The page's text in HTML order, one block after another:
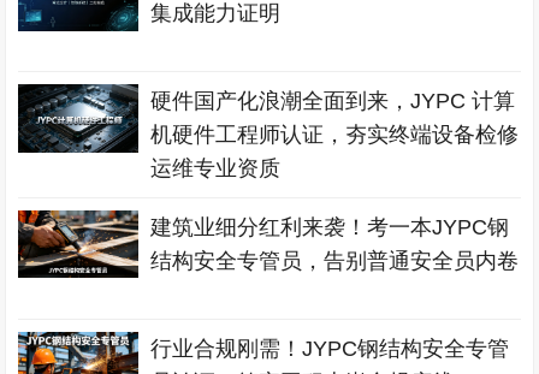
集成能力证明
硬件国产化浪潮全面到来，JYPC 计算
机硬件工程师认证，夯实终端设备检修
运维专业资质
建筑业细分红利来袭！考一本JYPC钢
结构安全专管员，告别普通安全员内卷
行业合规刚需！JYPC钢结构安全专管